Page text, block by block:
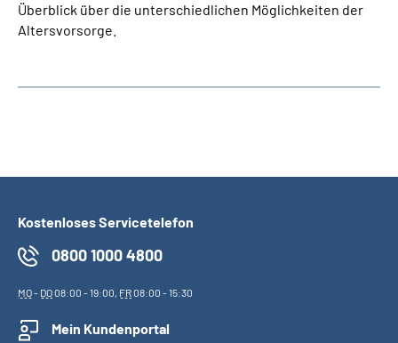
Überblick über die unterschiedlichen Möglichkeiten der
Altersvorsorge.
Kostenloses Servicetelefon
0800 1000 4800
MO- DO08:00 - 19:00, FR08:00 - 15:30
Mein Kundenportal